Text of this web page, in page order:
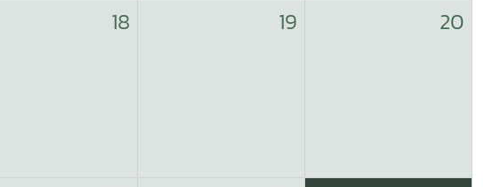
18 19 20